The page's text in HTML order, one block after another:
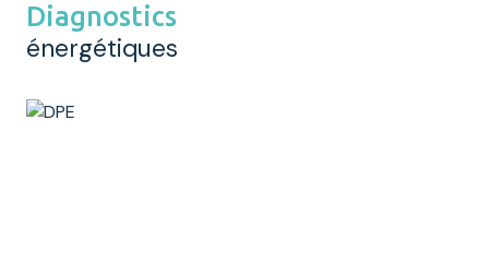
Diagnostics
énergétiques